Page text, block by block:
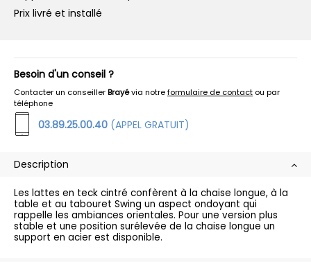
Prix livré et installé
Besoin d'un conseil ?
Contacter un conseillerBrayévia notreformulaire de contact ou par
téléphone
03.89.25.00.40 (APPEL GRATUIT)
Description
Les lattes en teck cintré confèrent à la chaise longue, à la
table et au tabouret Swing un aspect ondoyant qui
rappelle les ambiances orientales. Pour une version plus
stable et une position surélevée de la chaise longue un
support en acier est disponible.